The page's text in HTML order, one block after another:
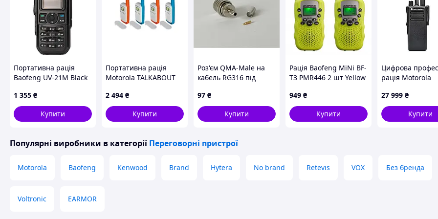
До комплекту постачання входять:
Рація.
Антена.
Літій-іонний акумуляторний блок.
Сумка для перенесення
Кабель типу C.
Інструкція користувача
Портативна рація
Baofeng UV-21M Black
1 355 ₴
Купити
Портативна рація
Motorola TALKABOUT
(B4P00811MDKMAQ)
2 494 ₴
Купити
Роз'єм QMA-Male на
кабель RG316 під
97 ₴
Купити
Рація Baofeng MiNi BF-
T3 PMR446 2 шт Yellow
949 ₴
Купити
Цифрова
рація Motorola
AES Vmarket
27 999 ₴
Купити
Популярні виробники в категорії Переговорні пристрої
Motorola Baofeng Kenwood Brand Hytera No brand Retevis VOX Без бренда
Voltronic EARMOR